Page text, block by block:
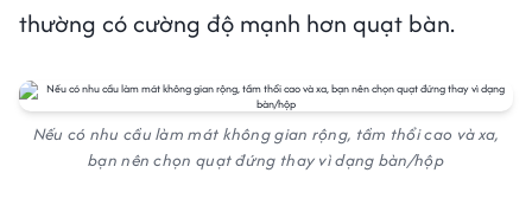
thường có cường độ mạnh hơn quạt bàn.
Nếu có nhu cầu làm mát không gian rộng, tầm thổi cao và xa,
bạn nên chọn quạt đứng thay vì dạng bàn/hộp